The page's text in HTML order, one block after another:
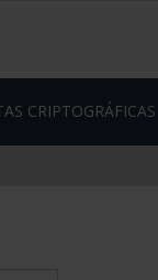
CRIPTOGRÁFICAS